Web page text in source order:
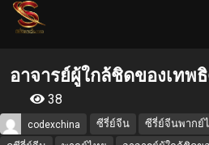
อาจารย์ผู้ใกล้ชิดของเทพ
38
codexchina ซีรี่ย์จีน ซีรี่ย์จีนพากย์